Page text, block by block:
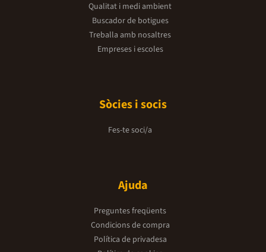
Qualitat i medi ambient
Buscador de botigues
Treballa amb nosaltres
Empreses i escoles
Sòcies i socis
Fes-te soci/a
Ajuda
Preguntes freqüents
Condicions de compra
Política de privadesa